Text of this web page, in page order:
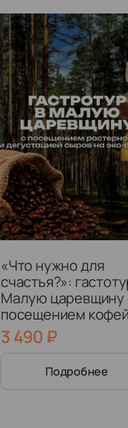
«Что нужно для
счастья?»:
Малую царевщину
посещением
в сосновом бору и
дегустацией на
сыроварне
3 490₽
Подробнее